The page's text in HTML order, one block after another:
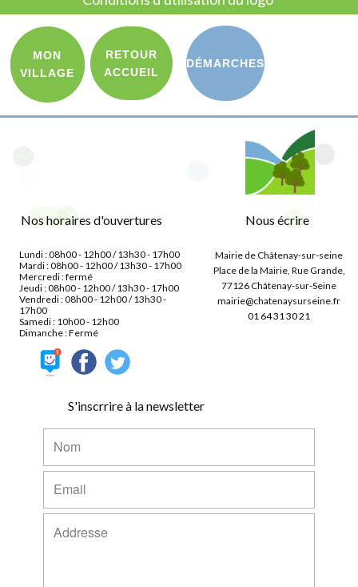
RETOUR
ACCUEIL
MON
VILLAGE
DÉMARCHES
Nous écrire
Nos horaires d'ouvertures
Mairie de Châtenay-sur-seine
Place de la Mairie, Rue Grande,
77126 Châtenay-sur-Seine
mairie@chatenaysurseine.fr
01 64 31 30 21
Lundi : 08h00 - 12h00 / 13h30 - 17h00
Mardi : 08h00 - 12h00 / 13h30 - 17h00
Mercredi : fermé
Jeudi : 08h00 - 12h00 / 13h30 - 17h00
Vendredi : 08h00 - 12h00 / 13h30 -
17h00
Samedi : 10h00 - 12h00
Dimanche : Fermé
S'inscrrire à la newsletter